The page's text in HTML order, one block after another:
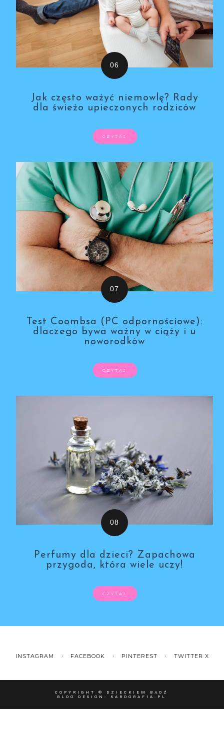
Jak często ważyć niemowlę? Rady
dla świeżo upieczonych rodziców
CZYTAJ
Test Coombsa (PC odpornościowe):
dlaczego bywa ważny w ciąży i u
noworodków
CZYTAJ
Perfumy dla dzieci? Zapachowa
przygoda, która wiele uczy!
CZYTAJ
INSTAGRAM FACEBOOK PINTEREST TWITTER X
COPYRIGHT © DZIECKIEM BĄDŹ
BLOG DESIGN: KAROGRAFIA.PL